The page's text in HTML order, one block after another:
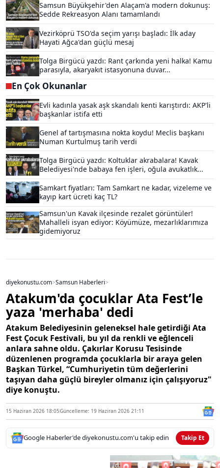
Samsun Büyükşehir'den Alaçam'a modern dokunuş:
Sedde Rekreasyon Alanı tamamlandı
Vezirköprü TSO'da seçim yarışı başladı: İlk aday
Hayati Ağca'dan güçlü mesaj
Tolga Birgücü yazdı: Rant çarkında yeni halka! Kamu
parasıyla, akaryakıt istasyonuna duvar...
En Çok Okunanlar
Evli kadınla yasak aşk skandalı kenti karıştırdı: AKP'li
başkanlar istifa etti
Genel af tartışmasına nokta koydu! Meclis başkanı
Numan Kurtulmuş tarih verdi
Tolga Birgücü yazdı: Koltuklar akrabalara! Kavak
Belediyesi'nde babaya fen işleri, oğula avukatlık...
Samkart fiyatları: Tam Samkart ne kadar, vizeleme ve
kayıp kart ücreti kaç TL?
Samsun'un Kavak ilçesinde rezalet görüntüler!
Mahalleli isyan ediyor: Köyümüze, mezarlıklarımıza
gidemiyoruz
diyekonustu.com>Samsun Haberleri>
Atakum'da çocuklar Ata Fest’le
yaza 'merhaba' dedi
Atakum Belediyesinin geleneksel hale getirdiği Ata
Fest Çocuk Festivali, bu yıl da renkli ve eğlenceli
anlara sahne oldu. Çakırlar Korusu Tesisinde
düzenlenen programda çocuklarla bir araya gelen
Başkan Türkel, “Cumhuriyetin tüm değerlerini
taşıyan daha güçlü bireyler olmanız için çalışıyoruz"
diye konuştu.
15 Haziran 2026 18:05Güncelleme: 19 Haziran 2026 21:11
Google Haberler'de diyekonustu.com'u takip edin Takip Et